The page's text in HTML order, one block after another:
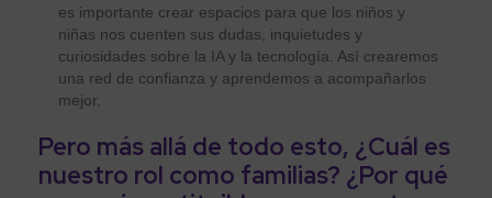
es importante crear espacios para que los niños y
niñas nos cuenten sus dudas, inquietudes y
curiosidades sobre la IA y la tecnología. Así crearemos
una red de confianza y aprendemos a acompañarlos
mejor.
Pero más allá de todo esto, ¿Cuál es
nuestro rol como familias? ¿Por qué